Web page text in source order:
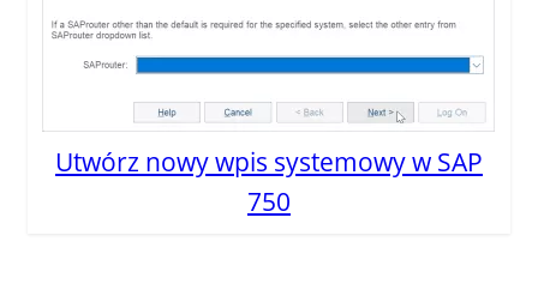
Utwórz nowy wpis systemowy w SAP
750